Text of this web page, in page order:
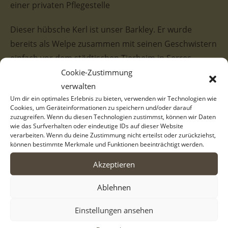
Cookie-Zustimmung
verwalten
Um dir ein optimales Erlebnis zu bieten, verwenden wir Technologien wie
Cookies, um Geräteinformationen zu speichern und/oder darauf
zuzugreifen. Wenn du diesen Technologien zustimmst, können wir Daten
wie das Surfverhalten oder eindeutige IDs auf dieser Website
verarbeiten. Wenn du deine Zustimmung nicht erteilst oder zurückziehst,
können bestimmte Merkmale und Funktionen beeinträchtigt werden.
Akzeptieren
Ablehnen
Einstellungen ansehen
einer privaten Pflegestelle
Dieser hübsche Kerl ist unser Barkley. Er wurde
bereits als Welpe zusammen mit seinen Geschwistern
einfach vor dem städtischen Tierheim in Serres
ausgesetzt. Sie wurden daraufhin in Sicherheit
gebracht und werden seitdem notdürftig versorgt.
Doch nun ist Barkley dem Welpenalter bereits
entwachsen und hat leider immer noch nicht seine
Herzensmenschen gefunden. Barkley soll nun endlich
seine Chance bekommen und die schönen Seiten des
Hundelebens kennenlernen.
Barkley ist ein wirklich hübscher, dreifarbiger Bursche
Pflegestelle beschreibt ihn als aufgeschlossen,
verspielt und neugierig. Zudem zeigt er sich aktuell